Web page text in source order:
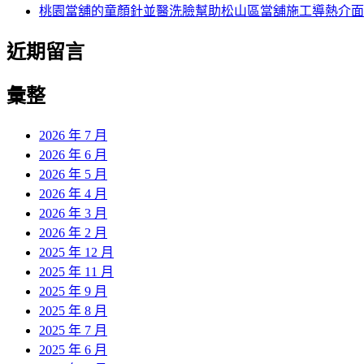
桃園當舖的童顏針並醫洗臉幫助松山區當舖施工導熱介
近期留言
彙整
2026 年 7 月
2026 年 6 月
2026 年 5 月
2026 年 4 月
2026 年 3 月
2026 年 2 月
2025 年 12 月
2025 年 11 月
2025 年 9 月
2025 年 8 月
2025 年 7 月
2025 年 6 月